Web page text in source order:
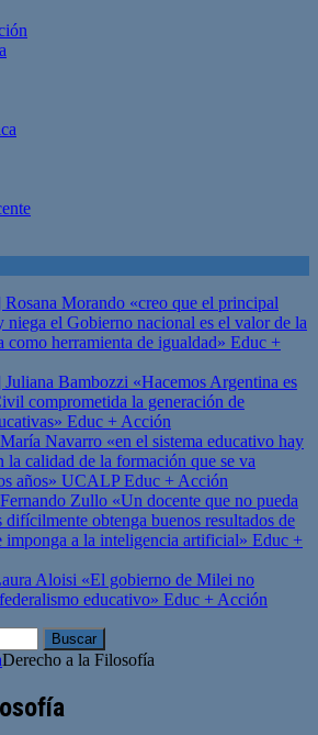
Rosana Morando «creo que el principal
niega el Gobierno nacional es el valor de la
como herramienta de igualdad» Educ +
Juliana Bambozzi «Hacemos Argentina es
comprometida la generación de
Educ + Acción
María Navarro «en el sistema educativo hay
la calidad de la formación que se va
años» UCALPEduc + Acción
Fernando Zullo «Un docente que no pueda
difícilmente obtenga buenos resultados de
imponga a la inteligencia artificial» Educ +
Aloisi «El gobierno de Milei no
educativo» Educ + Acción
Derecho a la Filosofía